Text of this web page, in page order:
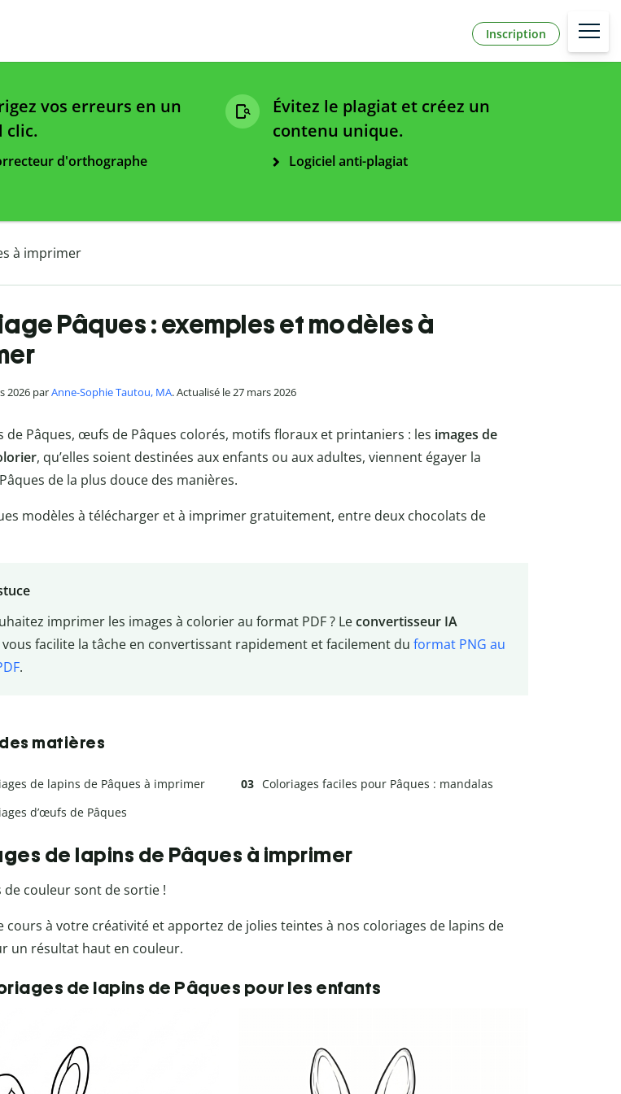
Inscription
vos erreurs en un
clic.
d'orthographe
Évitez le plagiat et créez un
contenu unique.
Logiciel anti-plagiat
à imprimer
Pâques : exemples et modèles à
2026 parAnne-Sophie Tautou, MA. Actualisé le 27 mars 2026
de Pâques, œufs de Pâques colorés, motifs floraux et printaniers : les images de
, qu’elles soient destinées aux enfants ou aux adultes, viennent égayer la
de la plus douce des manières.
modèles à télécharger et à imprimer gratuitement, entre deux chocolats de
imprimer les images à colorier au format PDF ? Leconvertisseur IA
facilite la tâche en convertissant rapidement et facilement du format PNG au
.
matières
de lapins de Pâques à imprimer
d’œufs de Pâques
Coloriages faciles pour Pâques : mandalas
de lapins de Pâques à imprimer
de couleur sont de sortie !
cours à votre créativité et apportez de jolies teintes à nos coloriages de lapins de
un résultat haut en couleur.
de lapins de Pâques pour les enfants